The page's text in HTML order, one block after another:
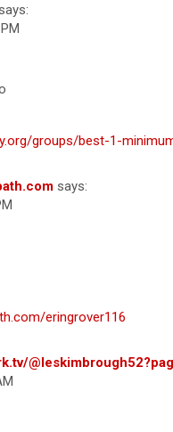
says:
groups/best-1-
says:
eringrover116